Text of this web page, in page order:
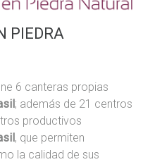
PIEDRA
6 canteras propias
; además de 21 centros
productivos
, que permiten
la calidad de sus